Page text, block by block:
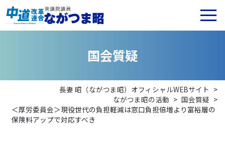
国会質疑
長妻 昭（ながつま昭）オフィシャルWEBサイト >
ながつま昭の活動 > 国会質疑 >
＜厚労委員会＞現役世代の負担軽減は窓口負担倍増より富裕層の
保険料アップで対応すべき